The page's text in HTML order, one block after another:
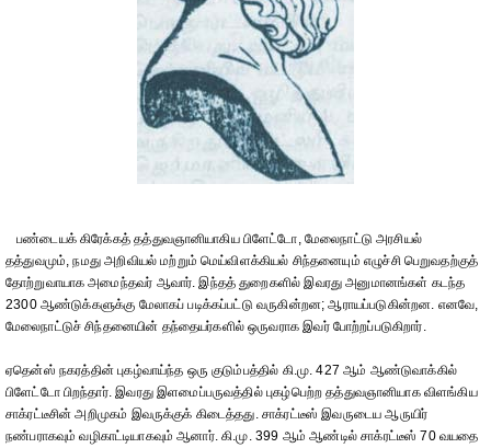
பண்டையக் கிரேக்கத் தத்துவஞானியாகிய பிளேட்டோ, மேலைநாட்டு அரசியல்
தத்துவமும், நமது அறிவியல் மற்றும் மெய்விளக்கியல் சிந்தனையும் எழுச்சி பெறுவதற்குத்
தோற்றுவாயாக அமைந்தவர் ஆவார். இந்தத் துறைகளில் இவரது அனுமானங்கள் கடந்த
2300 ஆண்டுக்களுக்கு மேலாகப் படிக்கப்பட்டு வருகின்றன; ஆராயப்படுகின்றன. எனவே,
மேலைநாட்டுச் சிந்தனையின் தந்தையர்களில் ஒருவராக இவர் போற்றப்படுகிறார்.
ஏதென்ஸ் நகரத்தின் புகழ்வாய்ந்த ஒரு குடும்பத்தில் கி.மு. 427 ஆம் ஆண்டுவாக்கில்
பிளேட்டோ பிறந்தார். இவரது இளமைப்பருவத்தில் புகழ்பெற்ற தத்துவஞானியாக விளங்கிய
சாக்ரட்டீசின் அறிமுகம் இவருக்குக் கிடைத்தது. சாக்ரட்டீஸ் இவருடைய ஆருயிர்
நண்பராகவும் வழிகாட்டியாகவும் ஆனார். கி.மு. 399 ஆம் ஆண்டில் சாக்ரட்டீஸ் 70 வயதை